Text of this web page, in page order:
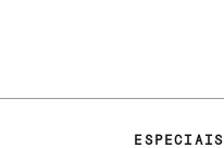
ESPECIAIS